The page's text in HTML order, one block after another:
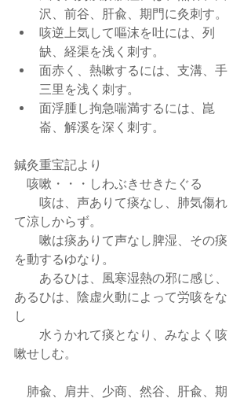
沢、前谷、肝兪、期門に灸刺す。
咳逆上気して嘔沫を吐には、列
缺、経渠を浅く刺す。
面赤く、熱嗽するには、支溝、手
三里を浅く刺す。
面浮腫し拘急喘満するには、崑
崙、解溪を深く刺す。
鍼灸重宝記より
    咳嗽・・・しわぶきせきたぐる
て涼しからず。
を動するゆなり。
あるひは、陰虚火動によって労咳をな
し
嗽せしむ。